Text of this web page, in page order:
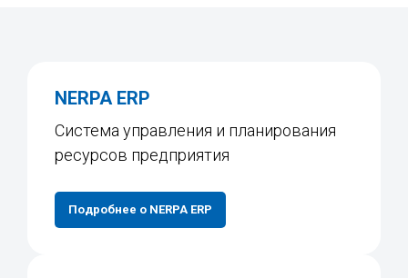
NERPA ERP
Система управления и планирования
ресурсов предприятия
Подробнее о NERPA ERP